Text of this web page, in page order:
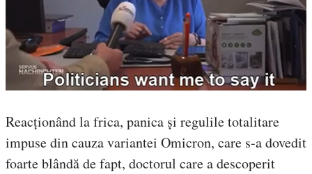
Reacționând la frica, panica și regulile totalitare
impuse din cauza variantei Omicron, care s-a dovedit
foarte blândă de fapt, doctorul care a descoperit